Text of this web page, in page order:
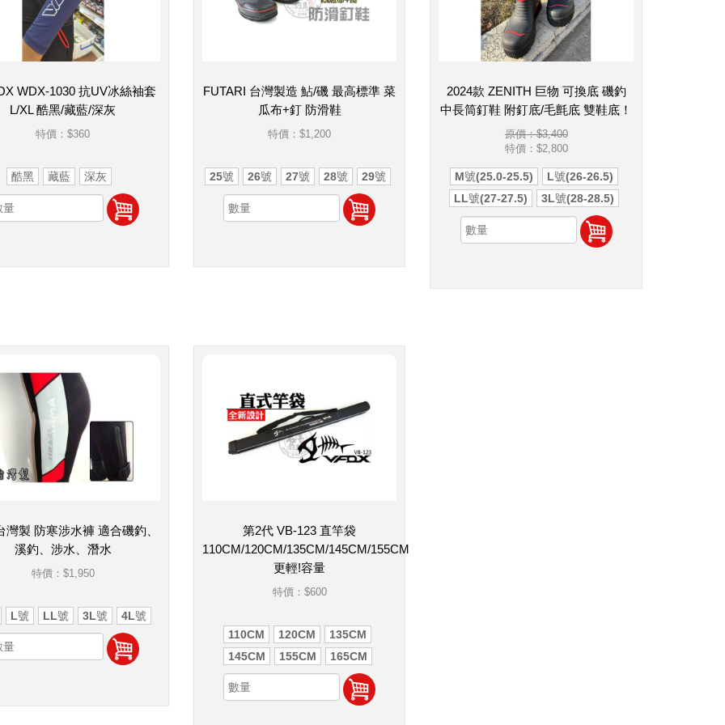
WDX-1030 抗UV冰絲袖套
L/XL 酷黑/藏藍/深灰
特價：$360
酷黑 藏藍 深灰
FUTARI 台灣製造 鮎/磯 最高標準 菜
瓜布+釘 防滑鞋
特價：$1,200
25號 26號 27號 28號 29號
2024款 ZENITH 巨物 可換底 磯釣
中長筒釘鞋 附釘底/毛氈底 雙鞋底！
原價：$3,400
特價： $2,800
M號(25.0-25.5)
L號(26-26.5)
LL號(27-27.5)
3L號(28-28.5)
灣製 防寒涉水褲 適合磯釣、
溪釣、涉水、潛水
特價： $1,950
L號 LL號 3L號 4L號
第2代 VB-123 直竿袋
110CM/120CM/135CM/145CM/155CM
更輕!容量
特價： $600
110CM 120CM
135CM
145CM
155CM 165CM